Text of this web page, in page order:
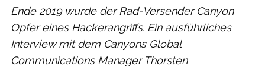
Ende 2019 wurde der Rad-Versender Canyon
Opfer eines Hackerangriffs. Ein ausführliches
Interview mit dem Canyons Global
Communications Manager Thorsten